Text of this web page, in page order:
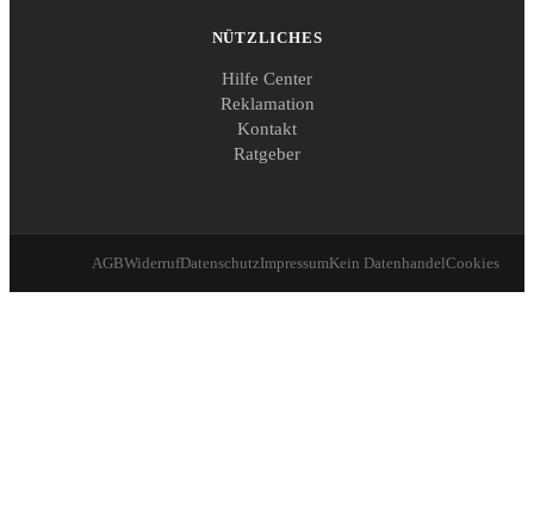
NÜTZLICHES
Hilfe Center
Reklamation
Kontakt
Ratgeber
AGBWiderrufDatenschutzImpressumKein DatenhandelCookies